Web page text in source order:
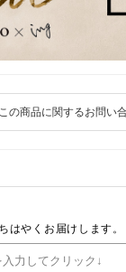
この商品に関するお問い
はやくお届けします。